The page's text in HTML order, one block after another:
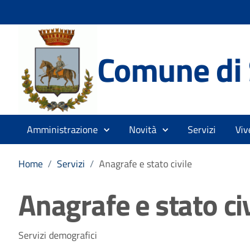
Comune
Amministrazione Novità Servizi
Home / Servizi / Anagrafe e stato civile
Anagrafe e stato
Servizi demografici